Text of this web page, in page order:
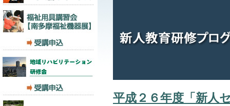
平成２６年度「新人